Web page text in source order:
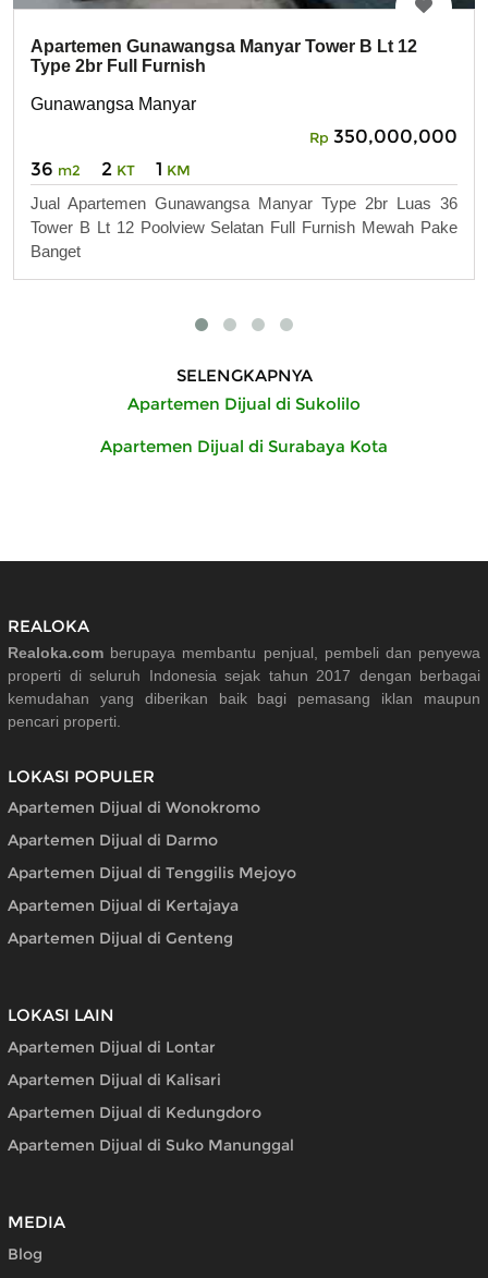
Apartemen Gunawangsa Manyar Tower B Lt 12
Type 2br Full Furnish
Gunawangsa Manyar
Rp 350,000,000
36 m2 2 KT 1 KM
Jual Apartemen Gunawangsa Manyar Type 2br Luas 36
Tower B Lt 12 Poolview Selatan Full Furnish Mewah Pake
Banget
SELENGKAPNYA
Apartemen Dijual di Sukolilo
Apartemen Dijual di Surabaya Kota
REALOKA
Realoka.com berupaya membantu penjual, pembeli dan penyewa
properti di seluruh Indonesia sejak tahun 2017 dengan berbagai
kemudahan yang diberikan baik bagi pemasang iklan maupun
pencari properti.
LOKASI POPULER
Apartemen Dijual di Wonokromo
Apartemen Dijual di Darmo
Apartemen Dijual di Tenggilis Mejoyo
Apartemen Dijual di Kertajaya
Apartemen Dijual di Genteng
LOKASI LAIN
Apartemen Dijual di Lontar
Apartemen Dijual di Kalisari
Apartemen Dijual di Kedungdoro
Apartemen Dijual di Suko Manunggal
MEDIA
Blog